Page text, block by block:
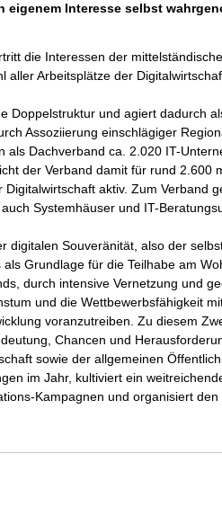
Interesse selbst
die Interessen der
Arbeitsplätze der
Doppelstruktur und agiert dadurch
Assoziierung einschlägiger
Dachverband ca. 2.020 IT-
der Verband damit für rund 2.600
aktiv. Zum Verband
Systemhäuser und IT-
digitalen Souveränität, also der
Grundlage für die Teilhabe am
durch intensive Vernetzung und
und die Wettbewerbsfähigkeit
voranzutreiben. Zu diesem
Chancen und
sowie der allgemeinen
im Jahr, kultiviert ein
Kampagnen und organisiert